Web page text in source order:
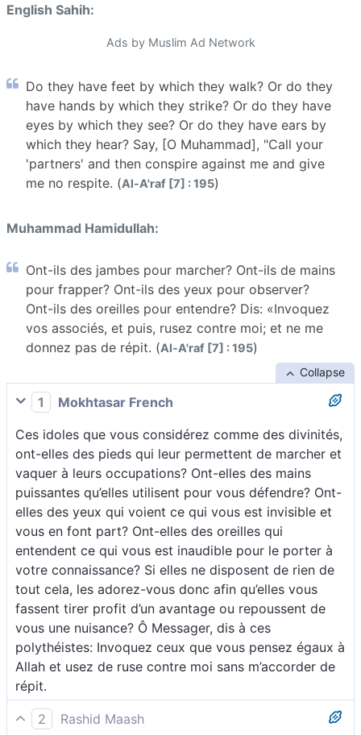
English Sahih:
Ads by Muslim Ad Network
Do they have feet by which they walk? Or do they
have hands by which they strike? Or do they have
eyes by which they see? Or do they have ears by
which they hear? Say, [O Muhammad], "Call your
'partners' and then conspire against me and give
me no respite. (Al-A'raf [7] : 195)
Muhammad Hamidullah:
Ont-ils des jambes pour marcher? Ont-ils de mains
pour frapper? Ont-ils des yeux pour observer?
Ont-ils des oreilles pour entendre? Dis: «Invoquez
vos associés, et puis, rusez contre moi; et ne me
donnez pas de répit. (Al-A'raf [7] : 195)
Collapse
1
Mokhtasar French
Ces idoles que vous considérez comme des divinités,
ont-elles des pieds qui leur permettent de marcher et
vaquer à leurs occupations? Ont-elles des mains
puissantes qu’elles utilisent pour vous défendre? Ont-
elles des yeux qui voient ce qui vous est invisible et
vous en font part? Ont-elles des oreilles qui
entendent ce qui vous est inaudible pour le porter à
votre connaissance? Si elles ne disposent de rien de
tout cela, les adorez-vous donc afin qu’elles vous
fassent tirer profit d’un avantage ou repoussent de
vous une nuisance? Ô Messager, dis à ces
polythéistes: Invoquez ceux que vous pensez égaux à
Allah et usez de ruse contre moi sans m’accorder de
répit.
2 Rashid Maash